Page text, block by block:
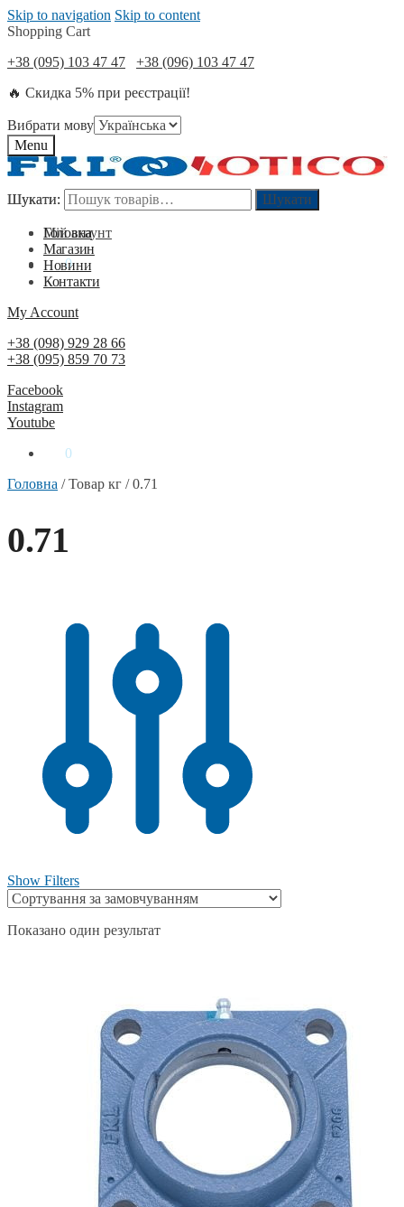
Skip to navigation Skip to content
Shopping Cart
+38 (095) 103 47 47
+38 (096) 103 47 47
🔥 Скидка 5% при реєстрації!
Вибрати мову
Menu
Шукати: Шукати
Мій акаунт
0₴ 0
Шукати: Шукати
Головна
Магазин
Новини
Контакти
My Account
+38 (098) 929 28 66
+38 (095) 859 70 73
Facebook
Instagram
Youtube
0
Головна /Товар кг /0.71
0.71
Show Filters
Показано один результат